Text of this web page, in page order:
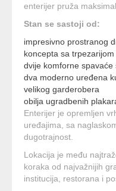
enterijer pruža
Stan se sastoji od:
impresivno prostranog
koncepta sa
dvije komforne spavaće
dva moderno uređena
velikog garderobera
obilja ugradbenih
Enterijer je opremljen
uređajima, sa
dugotrajnost.
Lokacija je među
koraka od najvažnijih
institucija, restorana i